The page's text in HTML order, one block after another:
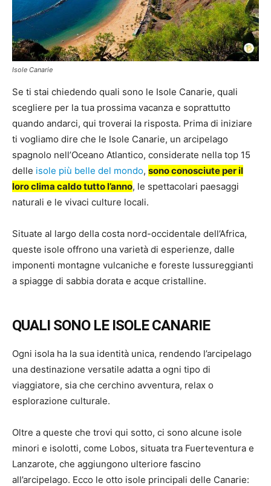
Isole Canarie
Se ti stai chiedendo quali sono le Isole Canarie, quali
scegliere per la tua prossima vacanza e soprattutto
quando andarci, qui troverai la risposta. Prima di iniziare
ti vogliamo dire che le Isole Canarie, un arcipelago
spagnolo nell’Oceano Atlantico, considerate nella top 15
delle isole più belle del mondo, sono conosciute per il
loro clima caldo tutto l’anno, le spettacolari paesaggi
naturali e le vivaci culture locali.
Situate al largo della costa nord-occidentale dell’Africa,
queste isole offrono una varietà di esperienze, dalle
imponenti montagne vulcaniche e foreste lussureggianti
a spiagge di sabbia dorata e acque cristalline.
QUALI SONO LE ISOLE CANARIE
Ogni isola ha la sua identità unica, rendendo l’arcipelago
una destinazione versatile adatta a ogni tipo di
viaggiatore, sia che cerchino avventura, relax o
esplorazione culturale.
Oltre a queste che trovi qui sotto, ci sono alcune isole
minori e isolotti, come Lobos, situata tra Fuerteventura e
Lanzarote, che aggiungono ulteriore fascino
all’arcipelago. Ecco le otto isole principali delle Canarie: